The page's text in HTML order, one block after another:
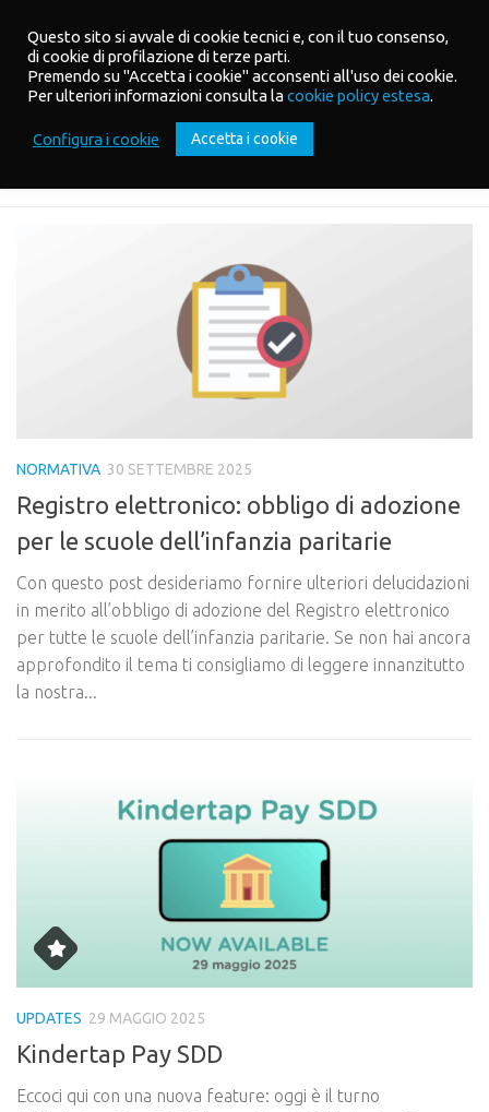
Salta al contenuto
NORMATIVA 30 SETTEMBRE 2025
Registro elettronico: obbligo di adozione
per le scuole dell’infanzia paritarie
Con questo post desideriamo fornire ulteriori delucidazioni
in merito all’obbligo di adozione del Registro elettronico
per tutte le scuole dell’infanzia paritarie. Se non hai ancora
approfondito il tema ti consigliamo di leggere innanzitutto
la nostra...
UPDATES 29 MAGGIO 2025
Kindertap Pay SDD
Eccoci qui con una nuova feature: oggi è il turno
Questo sito si avvale di cookie tecnici e, con il tuo consenso,
di cookie di profilazione di terze parti.
Premendo su "Accetta i cookie" acconsenti all'uso dei cookie.
Per ulteriori informazioni consulta lacookie policy estesa.
Configura i cookie Accetta i cookie